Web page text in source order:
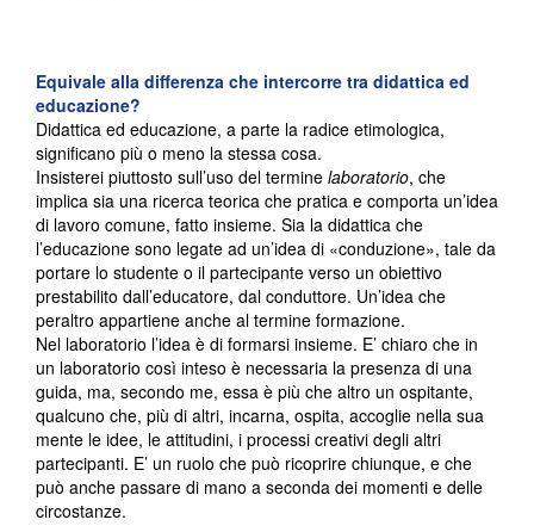
Equivale alla differenza che intercorre tra didattica ed
educazione?
Didattica ed educazione, a parte la radice etimologica,
significano più o meno la stessa cosa.
Insisterei piuttosto sull’uso del termine laboratorio, che
implica sia una ricerca teorica che pratica e comporta un’idea
di lavoro comune, fatto insieme. Sia la didattica che
l’educazione sono legate ad un’idea di «conduzione», tale da
portare lo studente o il partecipante verso un obiettivo
prestabilito dall’educatore, dal conduttore. Un’idea che
peraltro appartiene anche al termine formazione.
Nel laboratorio l’idea è di formarsi insieme. E’ chiaro che in
un laboratorio così inteso è necessaria la presenza di una
guida, ma, secondo me, essa è più che altro un ospitante,
qualcuno che, più di altri, incarna, ospita, accoglie nella sua
mente le idee, le attitudini, i processi creativi degli altri
partecipanti. E’ un ruolo che può ricoprire chiunque, e che
può anche passare di mano a seconda dei momenti e delle
circostanze.